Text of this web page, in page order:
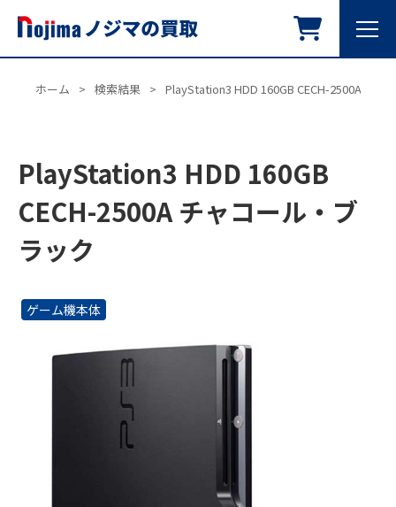
ホーム > 検索結果 > PlayStation3 HDD 160GB CECH-2500A チャ
PlayStation3 HDD 160GB
CECH-2500A チャコール・ブ
ラック
ゲーム機本体